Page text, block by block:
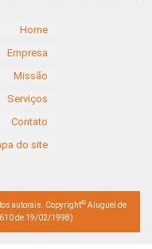
Home
Empresa
Missão
Serviços
Contato
do site
autorais. Copyright© Aluguel de
de 19/02/1998)